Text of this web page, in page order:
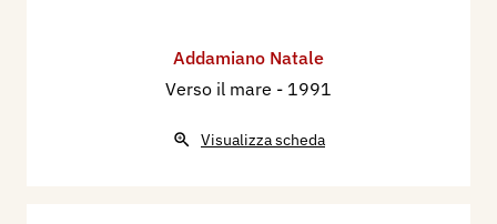
Addamiano Natale
Verso il mare - 1991
Visualizza scheda